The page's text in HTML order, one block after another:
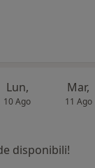
Lun,
10 Ago
Mar,
11 Ago
disponibili!